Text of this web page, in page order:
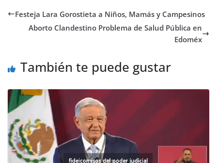
Festeja Lara Gorostieta a Niños, Mamás y Campesinos
Aborto Clandestino Problema de Salud Pública en
Edoméx
También te puede gustar